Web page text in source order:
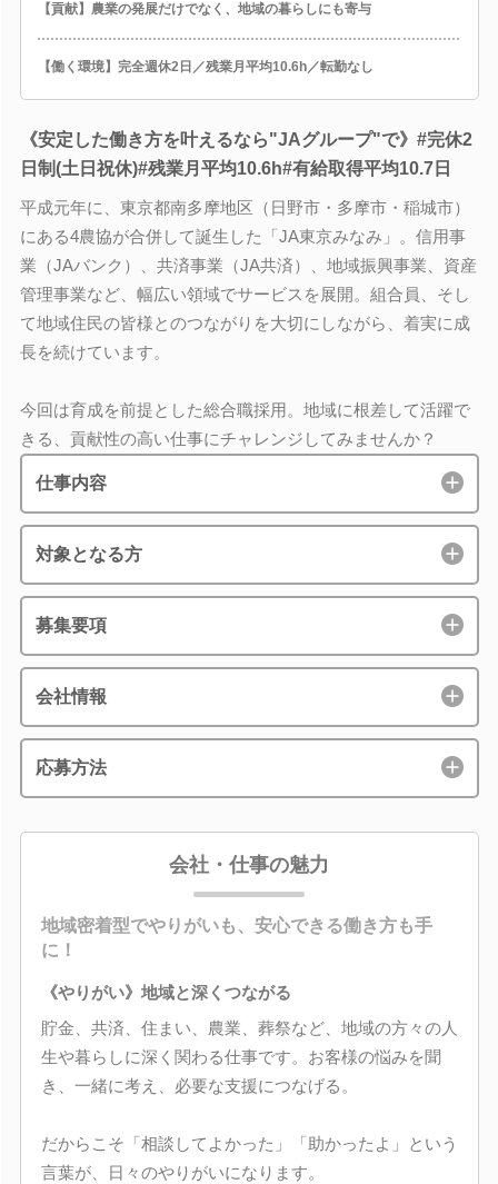
【貢献】農業の発展だけでなく、地域の暮らしにも寄与
【働く環境】完全週休2日／残業月平均10.6h／転勤なし
《安定した働き方を叶えるなら"JAグループ"で》#完休2
日制(土日祝休)#残業月平均10.6h#有給取得平均10.7日
平成元年に、東京都南多摩地区（日野市・多摩市・稲城市）
にある4農協が合併して誕生した「JA東京みなみ」。信用事
業（JAバンク）、共済事業（JA共済）、地域振興事業、資産
管理事業など、幅広い領域でサービスを展開。組合員、そし
て地域住民の皆様とのつながりを大切にしながら、着実に成
長を続けています。
今回は育成を前提とした総合職採用。地域に根差して活躍で
きる、貢献性の高い仕事にチャレンジしてみませんか？
仕事内容
対象となる方
募集要項
会社情報
応募方法
会社・仕事の魅力
地域密着型でやりがいも、安心できる働き方も手
に！
《やりがい》地域と深くつながる
貯金、共済、住まい、農業、葬祭など、地域の方々の人
生や暮らしに深く関わる仕事です。お客様の悩みを聞
き、一緒に考え、必要な支援につなげる。
だからこそ「相談してよかった」「助かったよ」という
言葉が、日々のやりがいになります。